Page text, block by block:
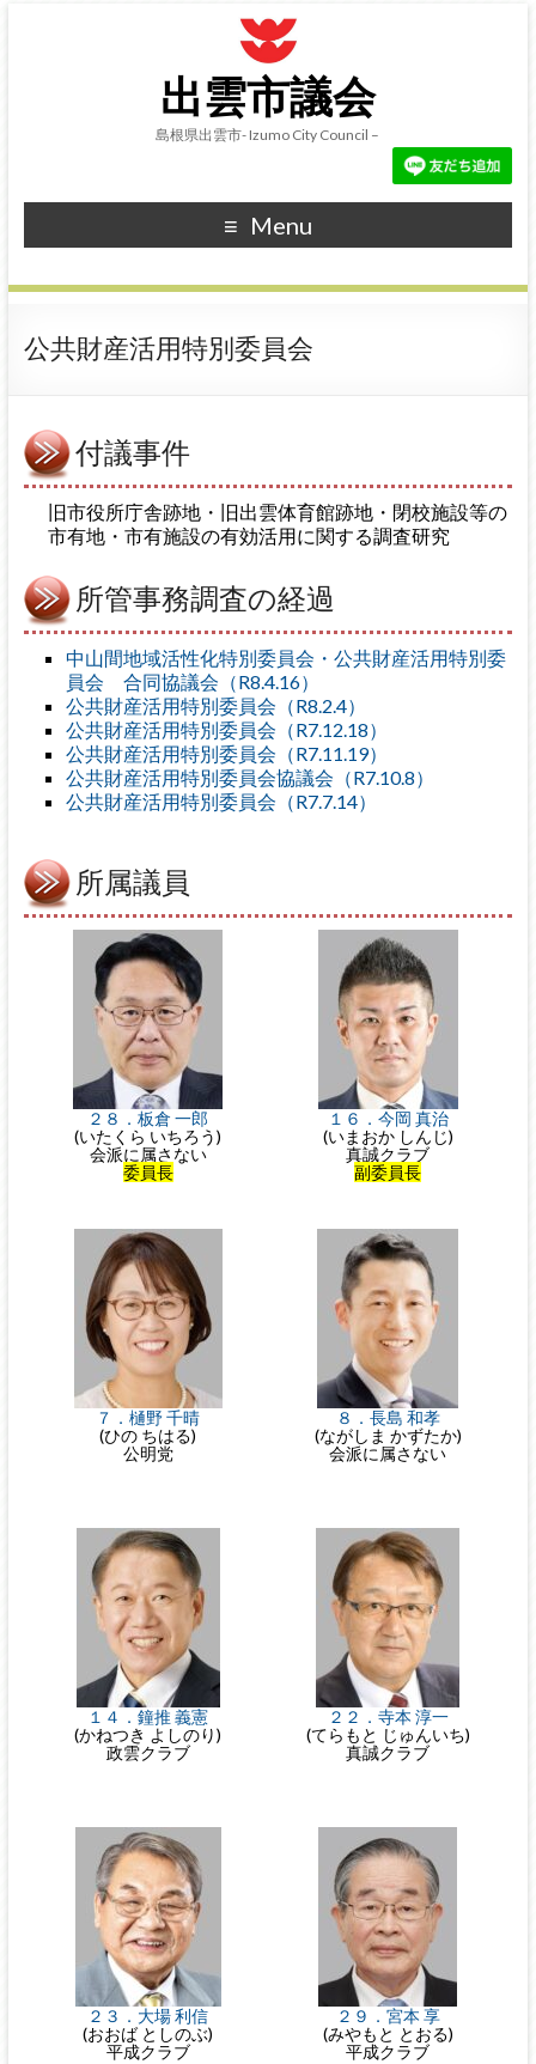
出雲市議会
島根県出雲市- Izumo City Council –
Menu
公共財産活用特別委員会
付議事件
旧市役所庁舎跡地・旧出雲体育館跡地・閉校施設等の
市有地・市有施設の有効活用に関する調査研究
所管事務調査の経過
中山間地域活性化特別委員会・公共財産活用特別委
員会 合同協議会（R8.4.16）
公共財産活用特別委員会（R8.2.4）
公共財産活用特別委員会（R7.12.18）
公共財産活用特別委員会（R7.11.19）
公共財産活用特別委員会協議会（R7.10.8）
公共財産活用特別委員会（R7.7.14）
所属議員
２８．板倉 一郎
(いたくら いちろう)
会派に属さない
委員長
１６．今岡 真治
(いまおか しんじ)
真誠クラブ
副委員長
７．樋野 千晴
(ひの ちはる)
公明党
８．長島 和孝
(ながしま かずたか)
会派に属さない
１４．鐘推 義憲
(かねつき よしのり)
政雲クラブ
２２．寺本 淳一
(てらもと じゅんいち)
真誠クラブ
２３．大場 利信
(おおば としのぶ)
平成クラブ
２９．宮本 享
(みやもと とおる)
平成クラブ